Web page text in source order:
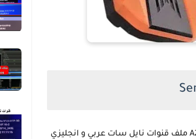
احدث ملف قنوات لرسيفر سيناتور A20 ملف قنوات نايل سات عربي و انجليزي